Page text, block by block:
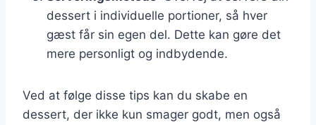
dessert i individuelle portioner, så hver
gæst får sin egen del. Dette kan gøre det
mere personligt og indbydende.
Ved at følge disse tips kan du skabe en
dessert, der ikke kun smager godt, men også